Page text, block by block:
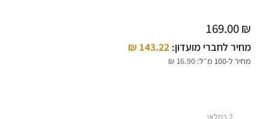
169.00₪
מחיר לחברי מועדון: 143.22
₪
מחיר ל-100 מ״ל: 16.90
₪
2 במלאי